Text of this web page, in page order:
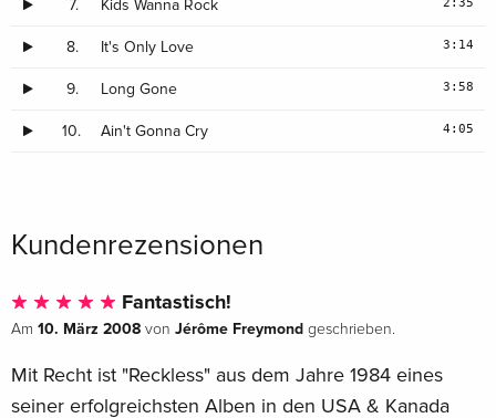
7. Kids Wanna Rock
8. It's Only Love 3:14
9. Long Gone 3:58
10. Ain't Gonna Cry 4:05
Kundenrezensionen
Fantastisch!
Am 10. März 2008 von Jérôme Freymond geschrieben.
Mit Recht ist "Reckless" aus dem Jahre 1984 eines
seiner erfolgreichsten Alben in den USA & Kanada